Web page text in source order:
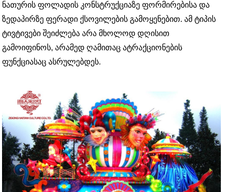
ნათურის ფოლადის კონსტრუქციაზე ფორმირებისა და
ზედაპირზე ფერადი ქსოვილების გამოყენებით. ამ ტიპის
ტივტივები შეიძლება არა მხოლოდ დღისით
გამოიფინოს, არამედ ღამითაც ატრაქციონების
ფუნქციასაც ასრულებდეს.